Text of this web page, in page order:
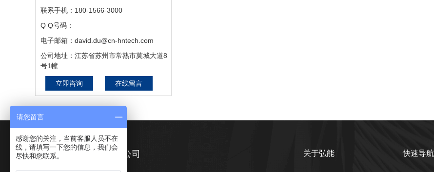
联系手机：180-1566-3000
Q Q号码：
电子邮箱：david.du@cn-hntech.com
公司地址：江苏省苏州市常熟市莫城大道8
号1幢
立即咨询 在线留言
苏州弘能工业科技有限公司 关于弘能 快速导航
请您留言
感谢您的关注，当前客服人员不在
线，请填写一下您的信息，我们会
尽快和您联系。